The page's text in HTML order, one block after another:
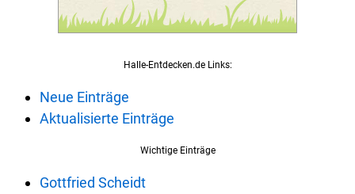
Halle-Entdecken.de Links:
Neue Einträge
Aktualisierte Einträge
Wichtige Einträge
Gottfried Scheidt